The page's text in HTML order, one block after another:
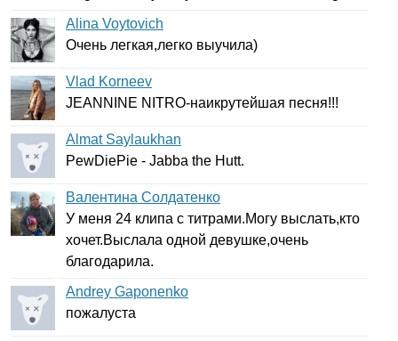
Alina Voytovich
Очень легкая,легко выучила)
Vlad Korneev
JEANNINE NITRO-наикрутейшая песня!!!
Almat Saylaukhan
PewDiePie - Jabba the Hutt.
Валентина Солдатенко
У меня 24 клипа с титрами.Могу выслать,кто
хочет.Выслала одной девушке,очень
благодарила.
Andrey Gaponenko
пожалуста